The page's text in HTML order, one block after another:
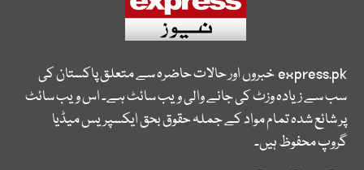
express.pkخبروں اور حالات حاضرہ سے متعلق پاکستان کی
سب سے زیادہ وزٹ کی جانے والی ویب سائٹ ہے۔ اس ویب سائٹ
پر شائع شدہ تمام مواد کے جملہ حقوق بحق ایکسپریس میڈیا
گروپ محفوظ ہیں۔